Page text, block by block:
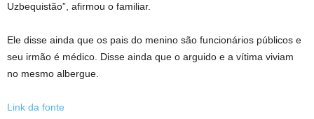
Uzbequistão”, afirmou o familiar.
Ele disse ainda que os pais do menino são funcionários públicos e
seu irmão é médico. Disse ainda que o arguido e a vítima viviam
no mesmo albergue.
Link da fonte